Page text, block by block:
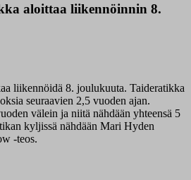
aloittaa liikennöinnin 8.
liikennöidä 8. joulukuuta. Taideratikka
seuraavien 2,5 vuoden ajan.
välein ja niitä nähdään yhteensä 5
kyljissä nähdään Mari Hyden
-teos.